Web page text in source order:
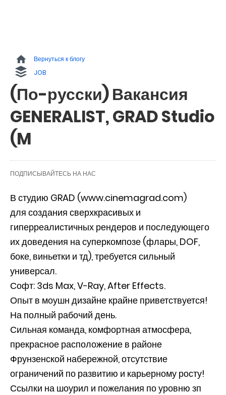
Вернуться к блогу
JOB
(По-русски) Вакансия
GENERALIST, GRAD Studio
(M
ПОДПИСЫВАЙТЕСЬ НА НАС
В студию GRAD (www.cinemagrad.com)
для создания сверхкрасивых и
гиперреалистичных рендеров и последующего
их доведения на суперкомпозе (флары, DOF,
боке, виньетки и тд), требуется сильный
универсал.
Софт: 3ds Max, V-Ray, After Effects.
Опыт в моушн дизайне крайне приветствуется!
На полный рабочий день.
Сильная команда, комфортная атмосфера,
прекрасное расположение в районе
Фрунзенской набережной, отсутствие
ограничений по развитию и карьерному росту!
Ссылки на шоурил и пожелания по уровню зп